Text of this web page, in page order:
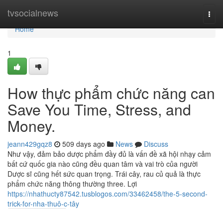
tvsocialnews
Home
Home
1
How thực phẩm chức năng can
Save You Time, Stress, and
Money.
jeann429gqz8 509 days ago News
Discuss
Như vậy, đảm bảo dược phẩm đầy đủ là vấn đề xã hội nhạy cảm
bất cứ quốc gia nào cũng đều quan tâm và vai trò của người
Dược sĩ cũng hết sức quan trọng. Trái cây, rau củ quả là thực
phẩm chức năng thông thường three. Lợi
https://nhathucty87542.tusblogos.com/33462458/the-5-second-
trick-for-nha-thuô-c-tây